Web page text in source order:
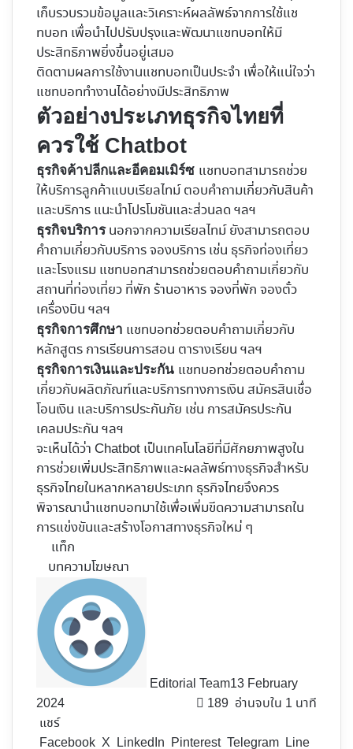
เก็บรวบรวมข้อมูลและวิเคราะห์ผลลัพธ์จากการใช้แช
ทบอท เพื่อนำไปปรับปรุงและพัฒนาแชทบอทให้มี
ประสิทธิภาพยิ่งขึ้นอยู่เสมอ
ติดตามผลการใช้งานแชทบอทเป็นประจำ เพื่อให้แน่ใจว่า
แชทบอททำงานได้อย่างมีประสิทธิภาพ
ตัวอย่างประเภทธุรกิจไทยที่
ควรใช้ Chatbot
ธุรกิจค้าปลีกและอีคอมเมิร์ซ แชทบอทสามารถช่วย
ให้บริการลูกค้าแบบเรียลไทม์ ตอบคำถามเกี่ยวกับสินค้า
และบริการ แนะนำโปรโมชันและส่วนลด ฯลฯ
ธุรกิจบริการนอกจากความเรียลไทม์ ยังสามารถตอบ
คำถามเกี่ยวกับบริการ จองบริการ เช่น ธุรกิจท่องเที่ยว
และโรงแรม แชทบอทสามารถช่วยตอบคำถามเกี่ยวกับ
สถานที่ท่องเที่ยว ที่พัก ร้านอาหาร จองที่พัก จองตั๋ว
เครื่องบิน ฯลฯ
ธุรกิจการศึกษา แชทบอทช่วยตอบคำถามเกี่ยวกับ
หลักสูตร การเรียนการสอน ตารางเรียน ฯลฯ
ธุรกิจการเงินและประกัน แชทบอทช่วยตอบคำถาม
เกี่ยวกับผลิตภัณฑ์และบริการทางการเงิน สมัครสินเชื่อ
โอนเงิน และบริการประกันภัย เช่น การสมัครประกัน
เคลมประกัน ฯลฯ
จะเห็นได้ว่า Chatbot เป็นเทคโนโลยีที่มีศักยภาพสูงใน
การช่วยเพิ่มประสิทธิภาพและผลลัพธ์ทางธุรกิจสำหรับ
ธุรกิจไทยในหลากหลายประเภท ธุรกิจไทยจึงควร
พิจารณานำแชทบอทมาใช้เพื่อเพิ่มขีดความสามารถใน
การแข่งขันและสร้างโอกาสทางธุรกิจใหม่ ๆ
แท็ก
บทความโฆษณา
Editorial Team13 February
2024
189 อ่านจบใน 1 นาที
แชร์
Facebook X LinkedIn Pinterest Telegram Line